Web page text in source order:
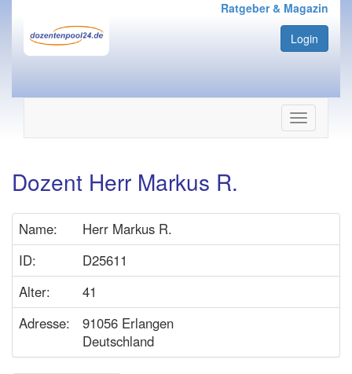
Ratgeber & Magazin
Login
Navigation
ein-/
Dozent Herr Markus R.
Name:
Herr Markus R.
ID:
D25611
Alter:
41
Adresse:
91056 Erlangen
Deutschland